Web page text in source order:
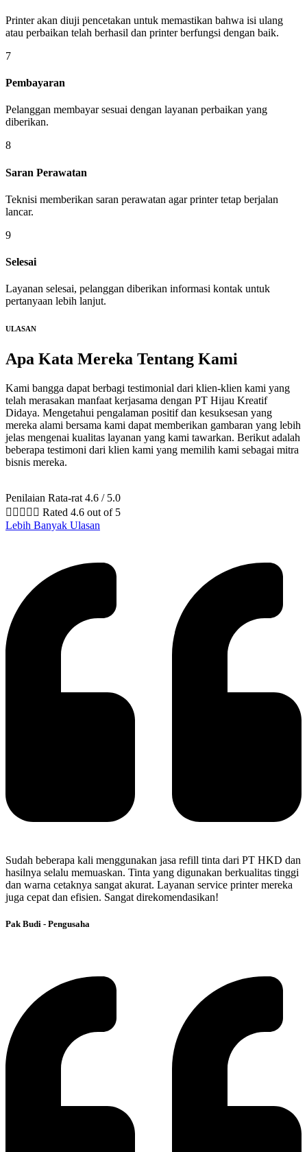
Printer akan diuji pencetakan untuk memastikan bahwa isi ulang
atau perbaikan telah berhasil dan printer berfungsi dengan baik.
7
Pembayaran
Pelanggan membayar sesuai dengan layanan perbaikan yang
diberikan.
8
Saran Perawatan
Teknisi memberikan saran perawatan agar printer tetap berjalan
lancar.
9
Selesai
Layanan selesai, pelanggan diberikan informasi kontak untuk
pertanyaan lebih lanjut.
ULASAN
Apa Kata Mereka Tentang Kami
Kami bangga dapat berbagi testimonial dari klien-klien kami yang
telah merasakan manfaat kerjasama dengan PT Hijau Kreatif
Didaya. Mengetahui pengalaman positif dan kesuksesan yang
mereka alami bersama kami dapat memberikan gambaran yang lebih
jelas mengenai kualitas layanan yang kami tawarkan. Berikut adalah
beberapa testimoni dari klien kami yang memilih kami sebagai mitra
bisnis mereka.
Penilaian Rata-rat 4.6 / 5.0
     Rated 4.6 out of 5
Lebih Banyak Ulasan
Sudah beberapa kali menggunakan jasa refill tinta dari PT HKD dan
hasilnya selalu memuaskan. Tinta yang digunakan berkualitas tinggi
dan warna cetaknya sangat akurat. Layanan service printer mereka
juga cepat dan efisien. Sangat direkomendasikan!
Pak Budi - Pengusaha